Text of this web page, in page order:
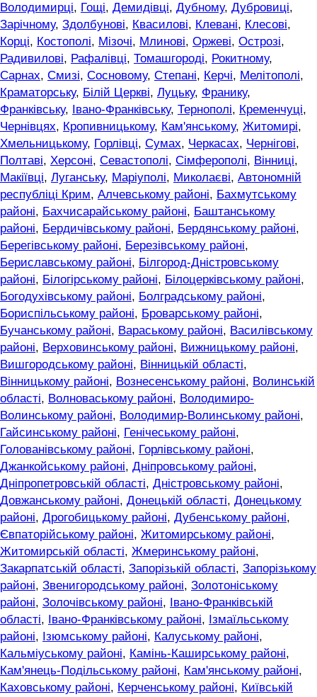
Володимирці, Гощі, Демидівці, Дубному, Дубровиці,
Зарічному, Здолбунові, Квасилові, Клевані, Клесові,
Корці, Костополі, Мізочі, Млинові, Оржеві, Острозі,
Радивилові, Рафалівці, Томашгороді, Рокитному,
Сарнах, Смизі, Сосновому, Степані, Керчі, Мелітополі,
Краматорську, Білій Церкві, Луцьку, Франику,
Франківську, Івано-Франківську, Тернополі, Кременчуці,
Чернівцях, Кропивницькому, Кам'янському, Житомирі,
Хмельницькому, Горлівці, Сумах, Черкасах, Чернігові,
Полтаві, Херсоні, Севастополі, Сімферополі, Вінниці,
Макіївці, Луганську, Маріуполі, Миколаєві, Автономній
республіці Крим, Алчевському районі, Бахмутському
районі, Бахчисарайському районі, Баштанському
районі, Бердичівському районі, Бердянському районі,
Берегівському районі, Березівському районі,
Бериславському районі, Білгород-Дністровському
районі, Білогірському районі, Білоцерківському районі,
Богодухівському районі, Болградському районі,
Бориспільському районі, Броварському районі,
Бучанському районі, Вараському районі, Василівському
районі, Верховинському районі, Вижницькому районі,
Вишгородському районі, Вінницькій області,
Вінницькому районі, Вознесенському районі, Волинській
області, Волноваському районі, Володимиро-
Волинському районі, Володимир-Волинському районі,
Гайсинському районі, Генічеському районі,
Голованівському районі, Горлівському районі,
Джанкойському районі, Дніпровському районі,
Дніпропетровській області, Дністровському районі,
Довжанському районі, Донецькій області, Донецькому
районі, Дрогобицькому районі, Дубенському районі,
Євпаторійському районі, Житомирському районі,
Житомирській області, Жмеринському районі,
Закарпатській області, Запорізькій області, Запорізькому
районі, Звенигородському районі, Золотоніському
районі, Золочівському районі,
Івано-Франківській
області, Івано-Франківському районі, Ізмаїльському
районі, Ізюмському районі, Калуському районі,
Кальміуському районі, Камінь-Каширському районі,
Кам'янець-Подільському районі, Кам'янському районі,
Каховському районі, Керченському районі, Київській